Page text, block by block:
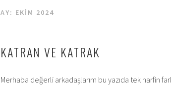
AY: EKIM 2024
KATRAN VE KATRAK
Merhaba değerli arkadaşlarım bu yazıda tek harfin